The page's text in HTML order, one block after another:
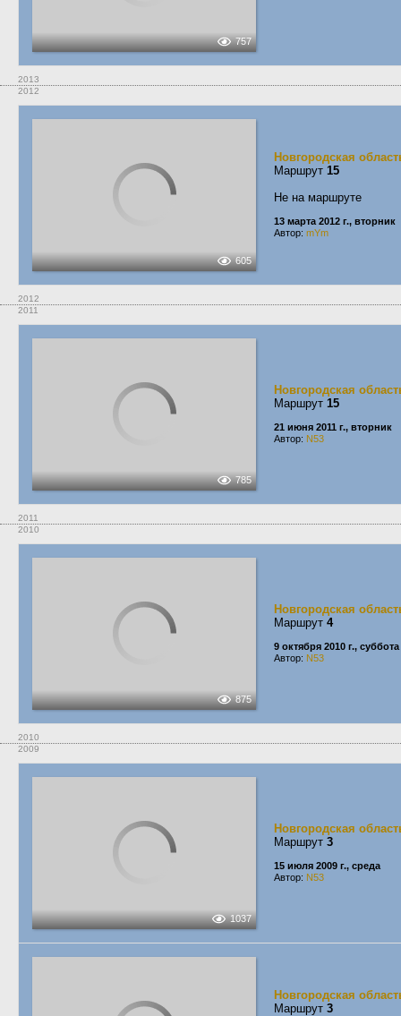
757
2013
2012
605
Новгородская
Маршрут 15
Не на маршруте
13 марта 2012 г., вторник
Автор: mYm
2012
2011
785
Новгородская
Маршрут 15
21 июня 2011 г., вторник
Автор: N53
2011
2010
875
Новгородская
Маршрут 4
9 октября 2010 г., суббота
Автор: N53
2010
2009
1037
Новгородская
Маршрут 3
15 июля 2009 г., среда
Автор: N53
Новгородская
Маршрут 3